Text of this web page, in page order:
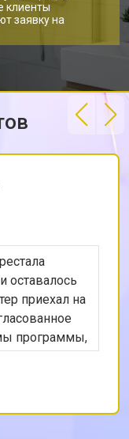
клиенты
заявку на
оставалось
приехал на
программы,
что ремень
стирки и